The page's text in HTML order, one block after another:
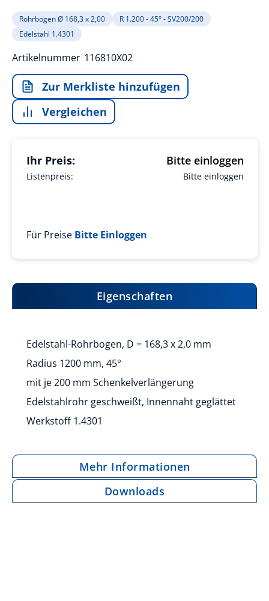
Rohrbogen Ø 168,3 x 2,00
R 1.200 - 45° - SV200/200
Edelstahl 1.4301
Artikelnummer 116810X02
Zur Merkliste hinzufügen
Vergleichen
Listenpreis: Bitte einloggen
Ihr Preis: Bitte einloggen
Für Preise Bitte Einloggen
Eigenschaften
Edelstahl-Rohrbogen, D = 168,3 x 2,0 mm
Radius 1200 mm, 45°
mit je 200 mm Schenkelverlängerung
Edelstahlrohr geschweißt, Innennaht geglättet
Werkstoff 1.4301
Mehr Informationen
Downloads